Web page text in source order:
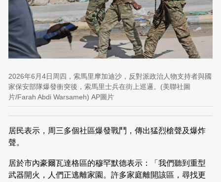
2026年6月4日周四，索馬里摩加迪沙，反對派政治人物支持者與國
家保安部隊爆發衝突後，索馬里士兵在街上巡邏。(美聯社圖
片/Farah Abdi Warsameh) AP圖片
居民表示，周三多個社區爆發戰鬥，傳出猛烈槍聲及爆炸
聲。
居於市內豪爾瓦達格區的穆罕默德表示：「我們聽到重型
武器開火，人們正逃離家園。許多家庭離開該區，尋找更